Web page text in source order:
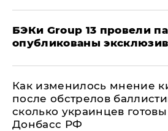
​БЭКи Group 13 провели
опубликованы
Как изменилось мнение
после обстрелов
сколько украинцев готовы
Донбасс РФ